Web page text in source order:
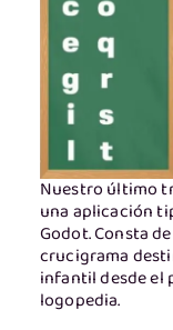
Nuestro último
una aplicación
Godot. Consta
crucigrama
infantil desde el
logopedia.